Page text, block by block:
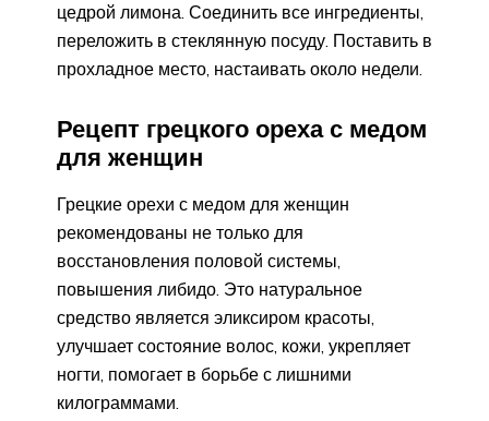
цедрой лимона. Соединить все ингредиенты,
переложить в стеклянную посуду. Поставить в
прохладное место, настаивать около недели.
Рецепт грецкого ореха с медом
для женщин
Грецкие орехи с медом для женщин
рекомендованы не только для
восстановления половой системы,
повышения либидо. Это натуральное
средство является эликсиром красоты,
улучшает состояние волос, кожи, укрепляет
ногти, помогает в борьбе с лишними
килограммами.